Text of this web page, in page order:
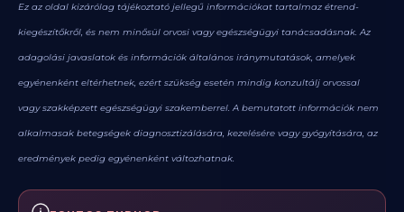
Ez az oldal kizárólag tájékoztató jellegű információkat tartalmaz étrend-
kiegészítőkről, és nem minősül orvosi vagy egészségügyi tanácsadásnak. Az
adagolási javaslatok és információk általános iránymutatások, amelyek
egyénenként eltérhetnek, ezért szükség esetén mindig konzultálj orvossal
vagy szakképzett egészségügyi szakemberrel. A bemutatott információk nem
alkalmasak betegségek diagnosztizálására, kezelésére vagy gyógyítására, az
eredmények pedig egyénenként változhatnak.